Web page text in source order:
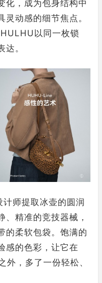
化，成为包身结构中
动感的细节焦点。
以同一枚锁
。
师提取冰壶的圆润
、精准的竞技器械，
的柔软包袋。饱满的
感的色彩，让它在
，多了一份轻松、